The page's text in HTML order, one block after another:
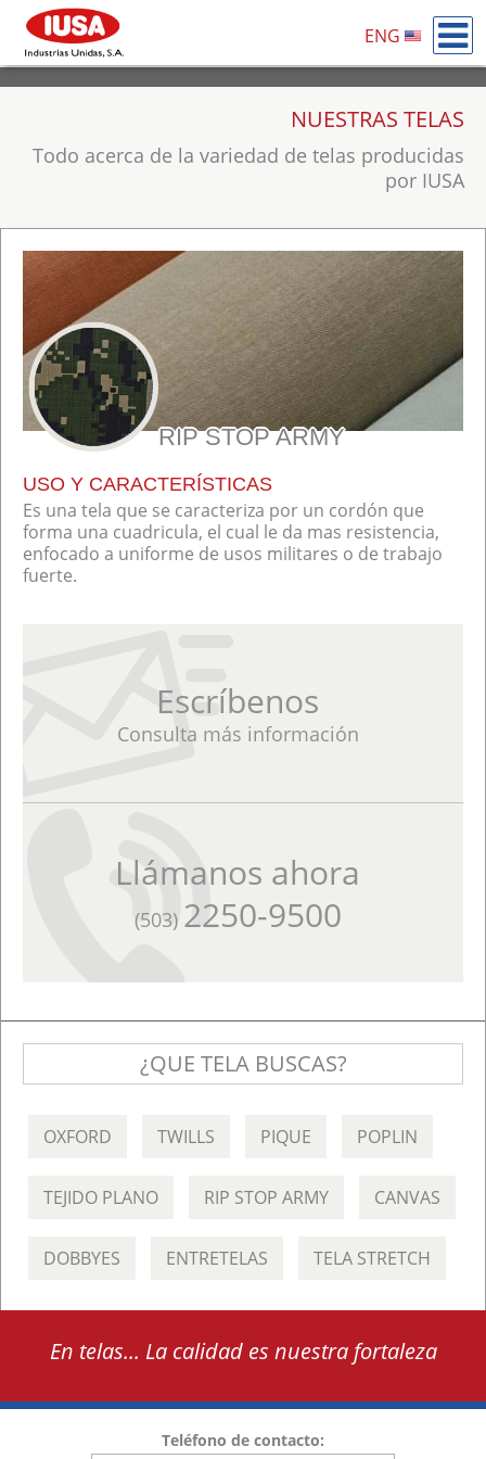
ENG
NUESTRAS TELAS
Todo acerca de la variedad de telas producidas
por IUSA
RIP STOP ARMY
USO Y CARACTERÍSTICAS
Es una tela que se caracteriza por un cordón que
forma una cuadricula, el cual le da mas resistencia,
enfocado a uniforme de usos militares o de trabajo
fuerte.
Escríbenos
Consulta más información
Llámanos ahora
(503) 2250-9500
¿QUE TELA BUSCAS?
OXFORD TWILLS PIQUE POPLIN
TEJIDO PLANO RIP STOP ARMY CANVAS
DOBBYES ENTRETELAS TELA STRETCH
En telas... La calidad es nuestra fortaleza
Teléfono de contacto: